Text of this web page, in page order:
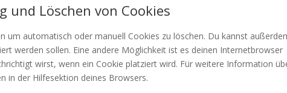
und Löschen von Cookies
um automatisch oder manuell Cookies zu löschen. Du kannst
werden sollen. Eine andere Möglichkeit ist es deinen Internetbrowser
wirst, wenn ein Cookie platziert wird. Für weitere Information
in der Hilfesektion deines Browsers.